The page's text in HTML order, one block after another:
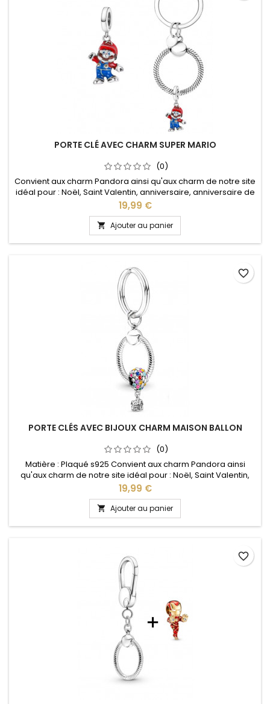
PORTE CLÉ AVEC CHARM SUPER MARIO
(0)
Convient aux charm Pandora ainsi qu'aux charm de notre site
idéal pour : Noël, Saint Valentin, anniversaire, anniversaire de
mariage L'ouverture pour les charms se fait au niveau de la
boule Le Charm est vendu avec le porte clés
Prix
19,99 €
 Ajouter au panier
PORTE CLÉS AVEC BIJOUX CHARM MAISON BALLON
(0)
Matière : Plaqué s925 Convient aux charm Pandora ainsi
qu'aux charm de notre site idéal pour : Noël, Saint Valentin,
anniversaire, anniversaire de mariage L'ouverture pour les
charms se fait au niveau de la boule Le Charm est vendu
avec le porte clés
Prix
19,99 €
 Ajouter au panier
favorite_border
favorite_border